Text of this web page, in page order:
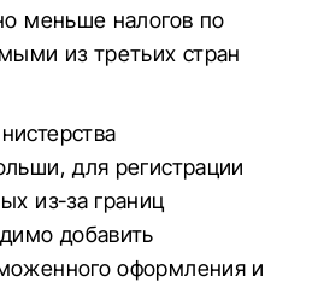
меньше налогов по
из третьих стран
для регистрации
из-за границ
добавить
оформления и